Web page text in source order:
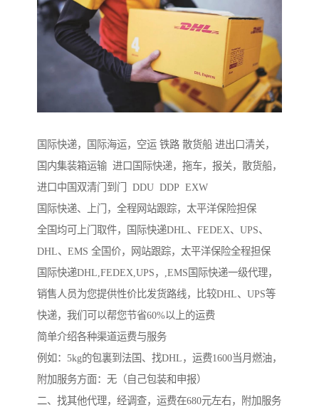
国际快递，国际海运，空运 铁路 散货船 进出口清关，
国内集装箱运输 进口国际快递，拖车，报关，散货船，
进口中国双清门到门 DDU DDP EXW
国际快递、上门，全程网站跟踪，太平洋保险担保
全国均可上门取件，国际快递DHL、FEDEX、UPS、
DHL、EMS 全国价，网站跟踪，太平洋保险全程担保
国际快递DHL,FEDEX,UPS，,EMS国际快递一级代理，
销售人员为您提供性价比发货路线，比较DHL、UPS等
快递，我们可以帮您节省60%以上的运费
简单介绍各种渠道运费与服务
例如：5kg的包裏到法国、找DHL，运费1600当月燃油，
附加服务方面：无（自己包装和申报）
二、找其他代理，经调查，运费在680元左右，附加服务